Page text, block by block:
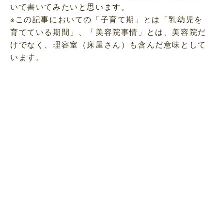
いて書いてみたいと思います。
※この記事においての「子育て期」とは「乳幼児を
育てている期間」、「美容院事情」とは、美容院だ
けでなく、理容室（床屋さん）も含んだ意味として
います。